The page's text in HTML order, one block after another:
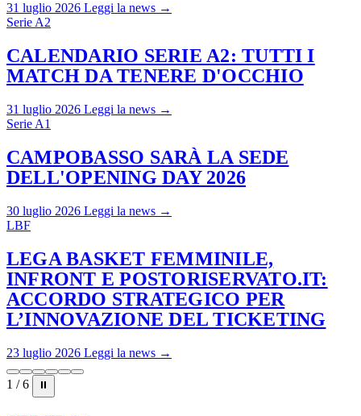
31 luglio 2026 Leggi la news →
Serie A2
CALENDARIO SERIE A2: TUTTI I
MATCH DA TENERE D'OCCHIO
31 luglio 2026 Leggi la news →
Serie A1
CAMPOBASSO SARÀ LA SEDE
DELL'OPENING DAY 2026
30 luglio 2026 Leggi la news →
LBF
LEGA BASKET FEMMINILE,
INFRONT E POSTORISERVATO.IT:
ACCORDO STRATEGICO PER
L’INNOVAZIONE DEL TICKETING
23 luglio 2026 Leggi la news →
1 / 6 ⏸